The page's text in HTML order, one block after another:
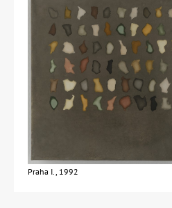
Praha I., 1992